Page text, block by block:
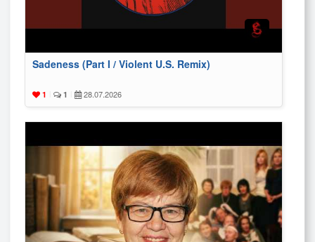
Sadeness (Part I / Violent U.S. Remix)
1 1 28.07.2026